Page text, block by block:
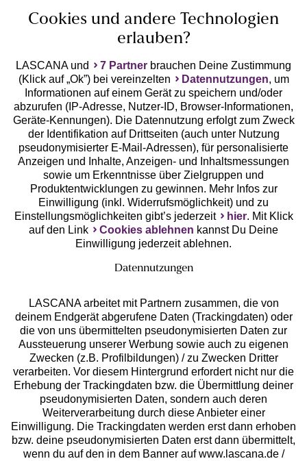
Geprüfte Sicherheit
Unsere Apps
Services
Beratung
Über uns
Rechtliches
Cookies und andere Technologien
erlauben?
LASCANA und 7 Partner brauchen Deine Zustimmung
(Klick auf „Ok”) bei vereinzelten
Datennutzungen, um
Informationen auf einem Gerät zu speichern und/oder
abzurufen (IP-Adresse, Nutzer-ID, Browser-Informationen,
Geräte-Kennungen). Die Datennutzung erfolgt zum Zweck
der Identifikation auf Drittseiten (auch unter Nutzung
pseudonymisierter E-Mail-Adressen), für personalisierte
Anzeigen und Inhalte, Anzeigen- und Inhaltsmessungen
sowie um Erkenntnisse über Zielgruppen und
Produktentwicklungen zu gewinnen. Mehr Infos zur
Einwilligung (inkl. Widerrufsmöglichkeit) und zu
Einstellungsmöglichkeiten gibt’s jederzeit
hier. Mit Klick
auf den Link
Cookies ablehnen kannst Du Deine
Einwilligung jederzeit ablehnen.
Datennutzungen
LASCANA arbeitet mit Partnern zusammen, die von
deinem Endgerät abgerufene Daten (Trackingdaten) oder
die von uns übermittelten pseudonymisierten Daten zur
Aussteuerung unserer Werbung sowie auch zu eigenen
Zwecken (z.B. Profilbildungen) / zu Zwecken Dritter
verarbeiten. Vor diesem Hintergrund erfordert nicht nur die
Erhebung der Trackingdaten bzw. die Übermittlung deiner
pseudonymisierten Daten, sondern auch deren
Weiterverarbeitung durch diese Anbieter einer
Einwilligung. Die Trackingdaten werden erst dann erhoben
bzw. deine pseudonymisierten Daten erst dann übermittelt,
wenn du auf den in dem Banner auf www.lascana.de /